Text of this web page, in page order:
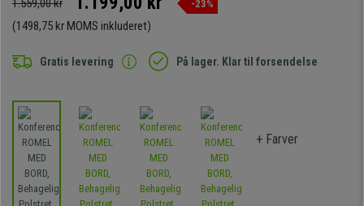
1.559,00 kr -23%
(1498,75 kr MOMS inkluderet)
Gratis levering På lager. Klar til forsendelse
+ Farver